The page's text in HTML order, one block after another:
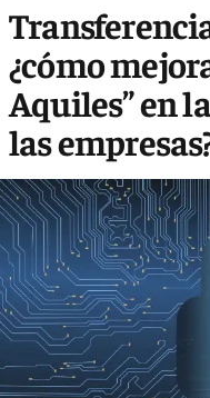
¿cómo
Aquiles” en
las